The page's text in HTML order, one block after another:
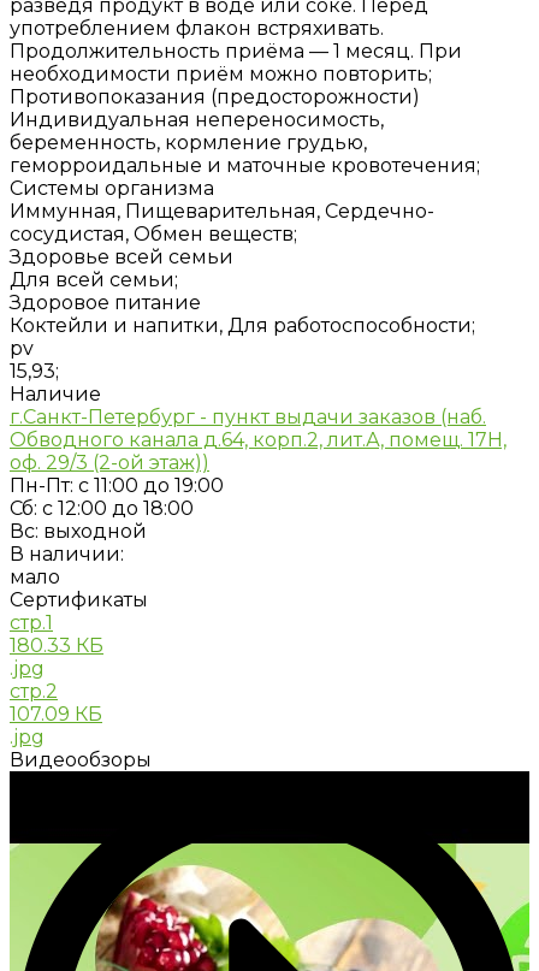
разведя продукт в воде или соке. Перед
употреблением флакон встряхивать.
Продолжительность приёма — 1 месяц. При
необходимости приём можно повторить;
Противопоказания (предосторожности)
Индивидуальная непереносимость,
беременность, кормление грудью,
геморроидальные и маточные кровотечения;
Системы организма
Иммунная, Пищеварительная, Сердечно-
сосудистая, Обмен веществ;
Здоровье всей семьи
Для всей семьи;
Здоровое питание
Коктейли и напитки, Для работоспособности;
pv
15,93;
Наличие
г.Санкт-Петербург - пункт выдачи заказов (наб.
Обводного канала д.64, корп.2, лит.А, помещ. 17H,
оф. 29/3 (2-ой этаж))
Пн-Пт: с 11:00 до 19:00
Сб: с 12:00 до 18:00
Вс: выходной
В наличии:
мало
Сертификаты
стр.1
180.33 КБ
.jpg
стр.2
107.09 КБ
.jpg
Видеообзоры